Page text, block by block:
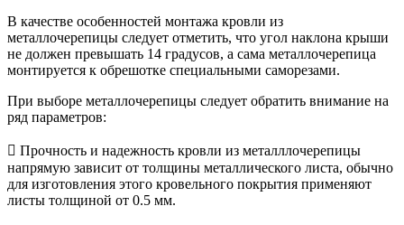
В качестве особенностей монтажа кровли из
металлочерепицы следует отметить, что угол наклона крыши
не должен превышать 14 градусов, а сама металлочерепица
монтируется к обрешотке специальными саморезами.
При выборе металлочерепицы следует обратить внимание на
ряд параметров:
​ Прочность и надежность кровли из металллочерепицы
напрямую зависит от толщины металлического листа, обычно
для изготовления этого кровельного покрытия применяют
листы толщиной от 0.5 мм.